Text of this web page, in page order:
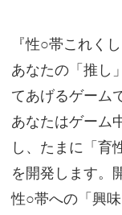
『性○帯これく
あなたの「推し
てあげるゲーム
あなたはゲーム
し、たまに「育
を開発します。
性○帯への「興味